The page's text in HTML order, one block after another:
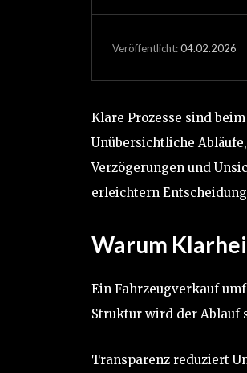
Veröffentlicht:04.02.2026
Klare Prozesse sind
Unübersichtliche
Verzögerungen und
erleichtern
Warum
Ein Fahrzeugverkauf
Struktur wird der Ablauf
Transparenz reduziert